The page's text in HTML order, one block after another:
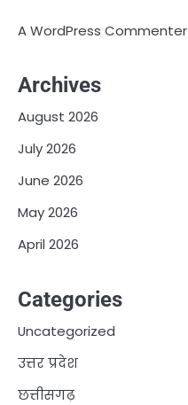
A WordPress Commenter
Archives
August 2026
July 2026
June 2026
May 2026
April 2026
Categories
Uncategorized
उत्तर प्रदेश
छत्तीसगढ़